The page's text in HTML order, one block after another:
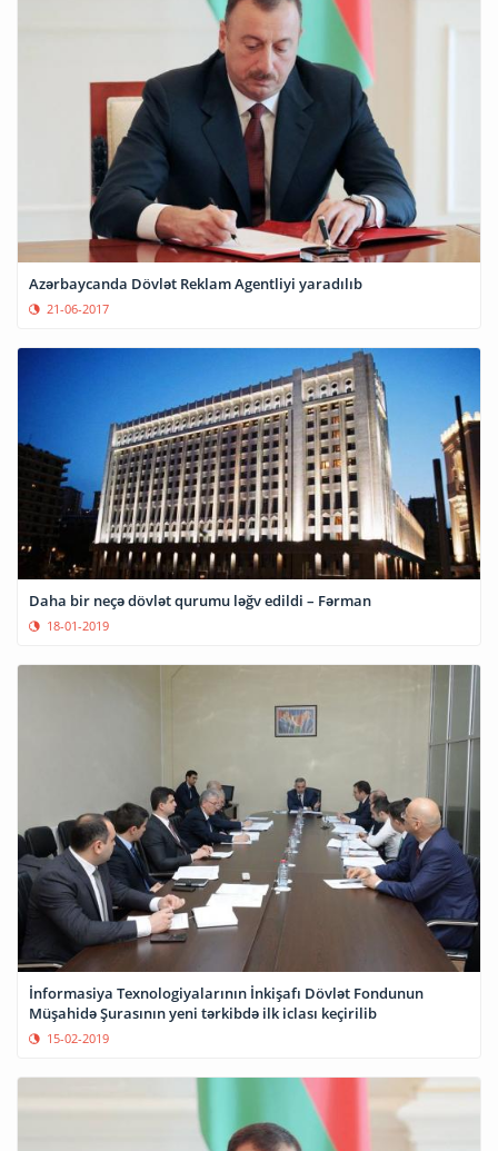
Azərbaycanda Dövlət Reklam Agentliyi yaradılıb
21-06-2017
Daha bir neçə dövlət qurumu ləğv edildi – Fərman
18-01-2019
İnformasiya Texnologiyalarının İnkişafı Dövlət Fondunun
Müşahidə Şurasının yeni tərkibdə ilk iclası keçirilib
15-02-2019